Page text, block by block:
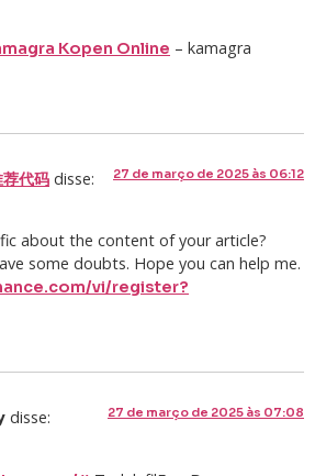
Kopen Online – kamagra
代码 disse: 27 de março de 2025 às 06:12
about the content of your article?
some doubts. Hope you can help me.
vi/register?
disse: 27 de março de 2025 às 07:08